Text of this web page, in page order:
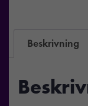
Beskrivning